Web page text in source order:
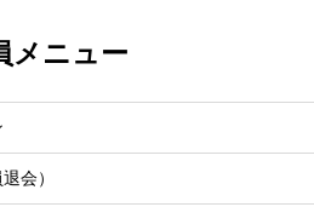
メニュー
会）